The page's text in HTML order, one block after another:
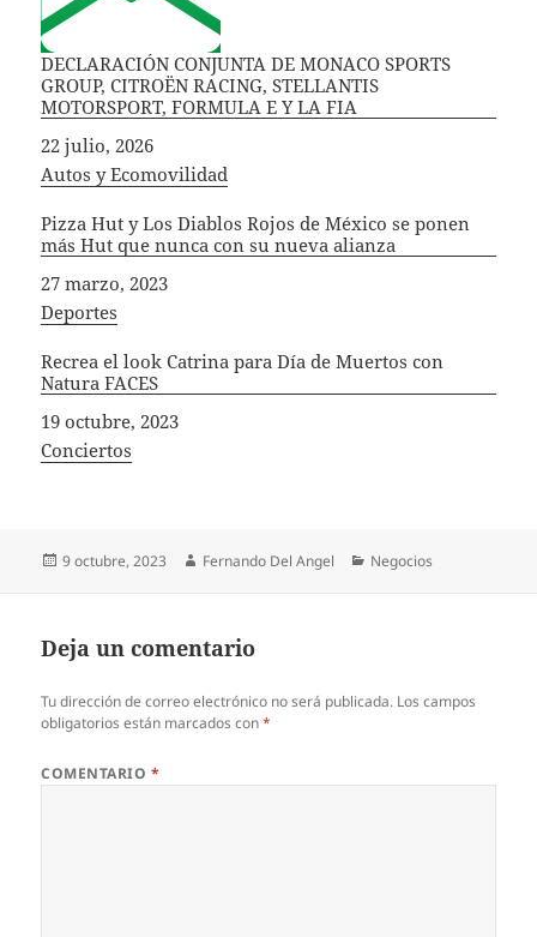
DECLARACIÓN CONJUNTA DE MONACO SPORTS
GROUP, CITROËN RACING, STELLANTIS
MOTORSPORT, FORMULA E Y LA FIA
Fecha
22 julio, 2026
In relation to
Autos y Ecomovilidad
Pizza Hut y Los Diablos Rojos de México se ponen
más Hut que nunca con su nueva alianza
Fecha
27 marzo, 2023
In relation to
Deportes
Recrea el look Catrina para Día de Muertos con
Natura FACES
Fecha
19 octubre, 2023
In relation to
Conciertos
Publicado
9 octubre, 2023 Autor
Fernando Del Angel Categorías
Negocios
Deja un comentario
Tu dirección de correo electrónico no será publicada. Los campos
obligatorios están marcados con*
COMENTARIO *